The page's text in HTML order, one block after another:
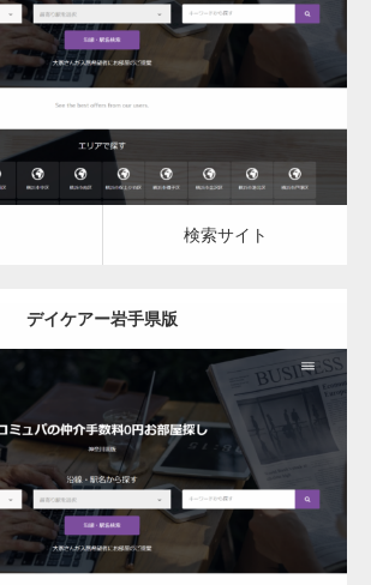
デイケア
検索サイト
検索サイト
デイケアー岩手県版
更新日： 2023.03.09
デイケア
検索サイト